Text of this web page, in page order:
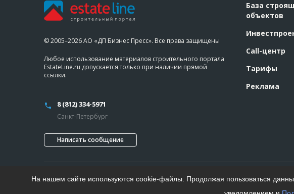
© 2005–2026 АО «ДП Бизнес Пресс». Все права защищены
Любое использование материалов строительного портала
EstateLine.ru допускается только при наличии прямой
ссылки.
8 (812) 334-5971
Санкт-Петербург
Написать сообщение
База
объектов
Call-центр
Тарифы
Реклама
Проект «Делового Петербурга»
На
На нашем сайте используются cookie-файлы. Продолжая пользоваться